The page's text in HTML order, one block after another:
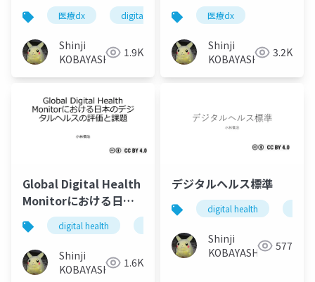
医療dx digital health ガバナンス
Shinji
KOBAYASHI
1.9K
医療dx
Shinji
KOBAYASHI
3.2K
Global Digital Health
Monitorにおける日本
のデジタルヘルスの評
価と課題
digital health
Shinji
KOBAYASHI
1.6K
デジタルヘルス標準
digital health
Shinji
KOBAYASHI
577